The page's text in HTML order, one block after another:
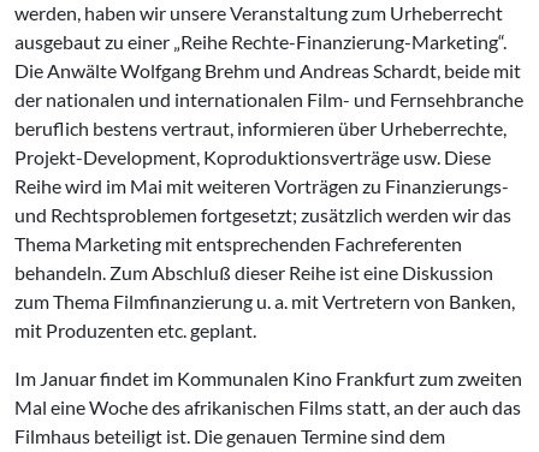
werden, haben wir unsere Veranstaltung zum Urheberrecht
ausgebaut zu einer „Reihe Rechte-Finanzierung-Marketing“.
Die Anwälte Wolfgang Brehm und Andreas Schardt, beide mit
der nationalen und internationalen Film- und Fernsehbranche
beruflich bestens vertraut, informieren über Urheberrechte,
Projekt-Development, Koproduktionsverträge usw. Diese
Reihe wird im Mai mit weiteren Vorträgen zu Finanzierungs-
und Rechtsproblemen fortgesetzt; zusätzlich werden wir das
Thema Marketing mit entsprechenden Fachreferenten
behandeln. Zum Abschluß dieser Reihe ist eine Diskussion
zum Thema Filmfinanzierung u. a. mit Vertretern von Banken,
mit Produzenten etc. geplant.
Im Januar findet im Kommunalen Kino Frankfurt zum zweiten
Mal eine Woche des afrikanischen Films statt, an der auch das
Filmhaus beteiligt ist. Die genauen Termine sind dem